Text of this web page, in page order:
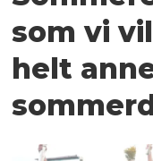
som vi
helt